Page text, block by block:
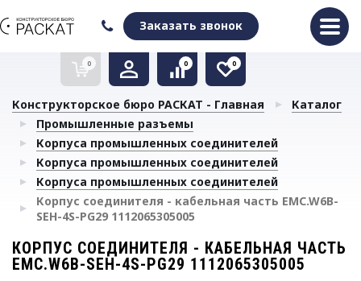
Заказать звонок
0
Очистить список сравнения
0
Очистить избранное
0
Конструкторское бюро РАСКАТ - Главная
Каталог
Промышленные разъемы
Корпуса промышленных соединителей
Корпуса промышленных соединителей
Корпуса промышленных соединителей
Корпус соединителя - кабельная часть EMC.W6B-
SEH-4S-PG29 1112065305005
КОРПУС СОЕДИНИТЕЛЯ - КАБЕЛЬНАЯ ЧАСТЬ
EMC.W6B-SEH-4S-PG29 1112065305005